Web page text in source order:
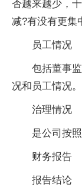
否越来越少，
减?有没有更集
员工情况
包括董事
况和员工情况。
治理情况
是公司按
财务报告
报告结论